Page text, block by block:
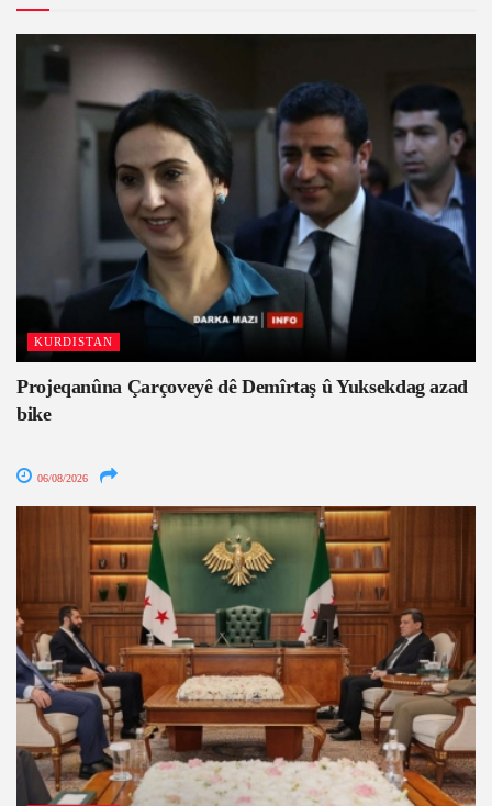
KURDISTAN
Projeqanûna Çarçoveyê dê Demîrtaş û Yuksekdag azad
bike
06/08/2026